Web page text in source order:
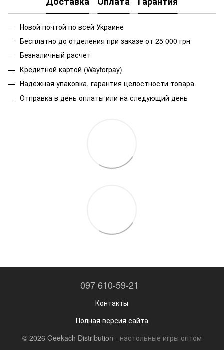
Новой почтой по всей Украине
Бесплатно до отделения при заказе от 25 000 грн
Безналичный расчет
Кредитной картой (Wayforpay)
Надёжная упаковка, гарантия целостности товара
Отправка в день оплаты или на следующий день
097 610-59-21
Контакты
Полная версия сайта
© 2026 Geekach Distribution - настольные игры оптом